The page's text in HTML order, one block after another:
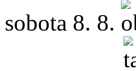
sobota 8. 8.